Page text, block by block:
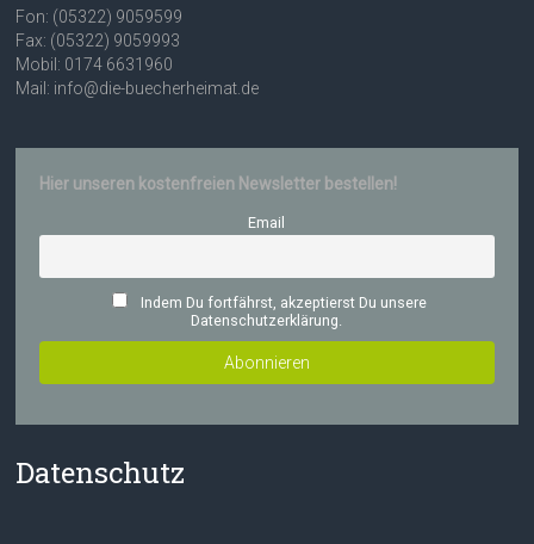
Fon: (05322) 9059599
Fax: (05322) 9059993
Mobil: 0174 6631960
Mail: info@die-buecherheimat.de
Hier unseren kostenfreien Newsletter bestellen!
Email
Indem Du fortfährst, akzeptierst Du unsere
Datenschutzerklärung.
Datenschutz